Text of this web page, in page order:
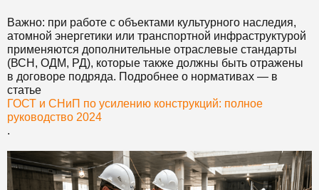
Важно: при работе с объектами культурного наследия,
атомной энергетики или транспортной инфраструктурой
применяются дополнительные отраслевые стандарты
(ВСН, ОДМ, РД), которые также должны быть отражены
в договоре подряда. Подробнее о нормативах — в
статье
ГОСТ и СНиП по усилению конструкций: полное
руководство 2024
.